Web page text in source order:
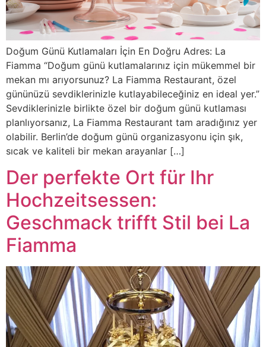
Doğum Günü Kutlamaları İçin En Doğru Adres: La
Fiamma “Doğum günü kutlamalarınız için mükemmel bir
mekan mı arıyorsunuz? La Fiamma Restaurant, özel
gününüzü sevdiklerinizle kutlayabileceğiniz en ideal yer.”
Sevdiklerinizle birlikte özel bir doğum günü kutlaması
planlıyorsanız, La Fiamma Restaurant tam aradığınız yer
olabilir. Berlin’de doğum günü organizasyonu için şık,
sıcak ve kaliteli bir mekan arayanlar […]
Der perfekte Ort für Ihr
Hochzeitsessen:
Geschmack trifft Stil bei La
Fiamma